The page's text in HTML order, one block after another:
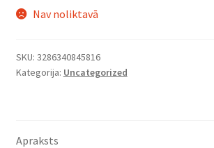
Nav noliktavā
SKU: 3286340845816
Kategorija: Uncategorized
Apraksts